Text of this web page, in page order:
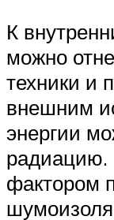
К
можно
техники и
внешним
энергии
фактором